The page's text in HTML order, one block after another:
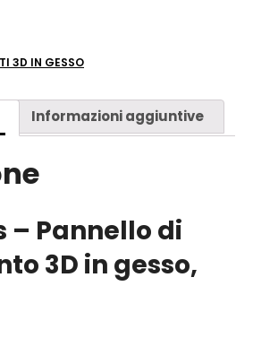
3D IN GESSO
Informazioni aggiuntive
– Pannello di
3D in gesso,